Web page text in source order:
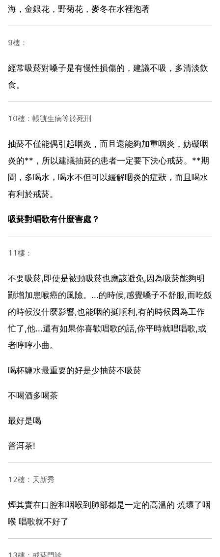
海，金銀花，野菊花，麥冬在水裡泡著
9樓：
經常吸菸對嗓子是有慢性損傷的，建議不吸，多清淡飲
食。
10樓：帳號生病等於死刑
抽菸不僅能偶引起咽炎，而且還能夠加重咽炎，妨礙咽
炎的**，所以建議抽菸的患者一定要下決心戒菸。**期
間，多喝水，喝水不但可以緩解咽炎的症狀，而且喝水
有利於戒菸。
吸菸對唱歌有什麼害處？
11樓：
不要吸菸,即使是被動吸菸也應該避免,因為吸菸能夠明
顯增加患喉癌的風險。...的時候,感覺嗓子不舒服,而吃飯
的時候沒什麼影響,也能咽的挺順利,有的時候因為工作
忙了,他...還有如果你喜歡唱歌的話,你平時就唱唱歌,或
者哼哼小曲。
喝杯鹽水最重要的好是少抽菸不吸菸
不喝酒多喝茶
最好是喝
普洱茶!
12樓：天新秀
煙其實在口腔和咽喉到肺部都是一定的高溫的 燒壞了咽
喉 唱歌就不好了